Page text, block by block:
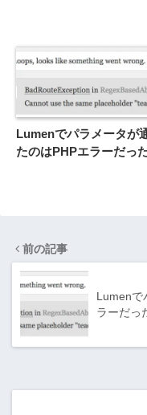
Lumenでパラメータが
たのはPHPエラーだっ
前の記事
Lumenで
ラーだっ